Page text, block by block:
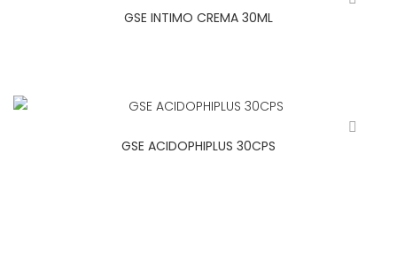
GSE INTIMO CREMA 30ML
GSE ACIDOPHIPLUS 30CPS